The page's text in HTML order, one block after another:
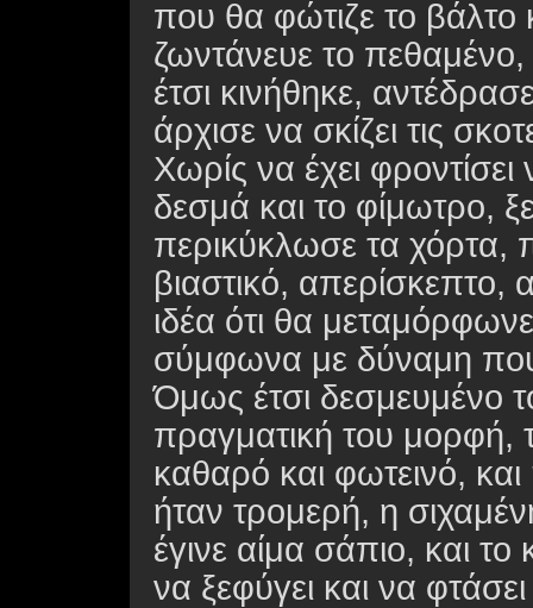
που θα φώτιζε το
ζωντάνευε το
έτσι κινήθηκε,
άρχισε να σκίζει τις
Χωρίς να έχει
δεσμά και το φίμωτρο,
περικύκλωσε τα χόρτα,
βιαστικό, απερίσκεπτο,
ιδέα ότι θα
σύμφωνα με δύναμη
Όμως έτσι δεσμευμένο
πραγματική του μορφή,
καθαρό και φωτεινό,
ήταν τρομερή, η
έγινε αίμα σάπιο, και
να ξεφύγει και να